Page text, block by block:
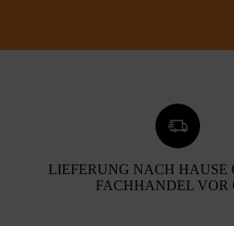
LIEFERUNG NACH HAUSE
FACHHANDEL VOR